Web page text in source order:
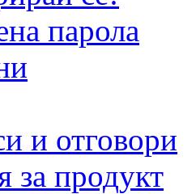
парола
и отговори
за продукт